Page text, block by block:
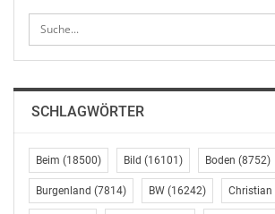
Positiven verändern. Und sie
unserem Ziel, ein möglichst verfügbares
Assistenzsysteme bis hin zu Verkehrs-
immer die Kundinnen und Kunden im
Verkehrssicherheit sei ein ganz
Digitalisierung einen weiteren
SCHLAGWÖRTER
Beim (18500) Bild (16101) Boden (8752)
Burgenland (7814) BW (16242) Christian